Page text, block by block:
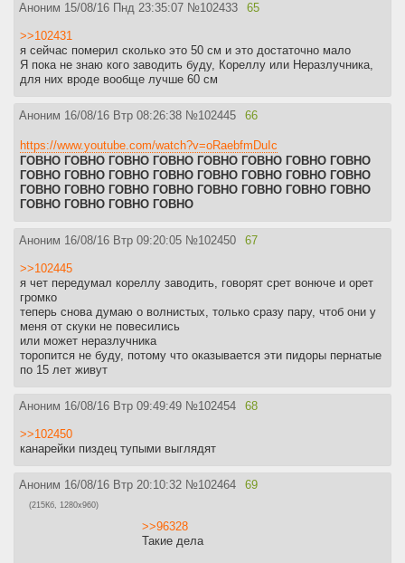
Аноним 15/08/16 Пнд 23:35:07 №102433 65
>>102431
я сейчас померил сколько это 50 см и это достаточно мало
Я пока не знаю кого заводить буду, Кореллу или Неразлучника,
для них вроде вообще лучше 60 см
Аноним 16/08/16 Втр 08:26:38 №102445 66
https://www.youtube.com/watch?v=oRaebfmDuIc
ГОВНО ГОВНО ГОВНО ГОВНО ГОВНО ГОВНО ГОВНО ГОВНО
ГОВНО ГОВНО ГОВНО ГОВНО ГОВНО ГОВНО ГОВНО ГОВНО
ГОВНО ГОВНО ГОВНО ГОВНО ГОВНО ГОВНО ГОВНО ГОВНО
ГОВНО ГОВНО ГОВНО ГОВНО
Аноним 16/08/16 Втр 09:20:05 №102450 67
>>102445
я чет передумал кореллу заводить, говорят срет вонюче и орет
громко
теперь снова думаю о волнистых, только сразу пару, чтоб они у
меня от скуки не повесились
или может неразлучника
торопится не буду, потому что оказывается эти пидоры пернатые
по 15 лет живут
Аноним 16/08/16 Втр 09:49:49 №102454 68
>>102450
канарейки пиздец тупыми выглядят
Аноним 16/08/16 Втр 20:10:32 №102464 69
(215Кб, 1280x960)
>>96328
Такие дела